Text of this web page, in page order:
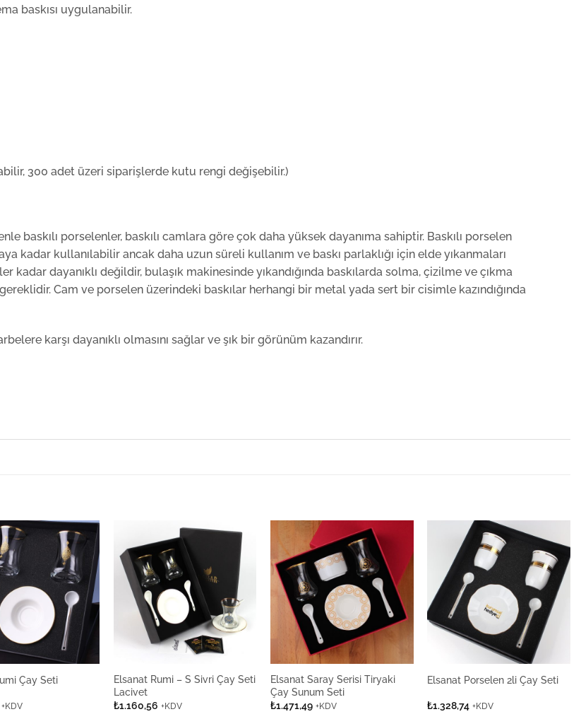
baskısı uygulanabilir.
300 adet üzeri siparişlerde kutu rengi değişebilir.)
baskılı porselenler, baskılı camlara göre çok daha yüksek dayanıma sahiptir. Baskılı porselen
kadar kullanılabilir ancak daha uzun süreli kullanım ve baskı parlaklığı için elde yıkanmaları
kadar dayanıklı değildir, bulaşık makinesinde yıkandığında baskılarda solma, çizilme ve çıkma
Cam ve porselen üzerindeki baskılar herhangi bir metal yada sert bir cisimle kazındığında
karşı dayanıklı olmasını sağlar ve şık bir görünüm kazandırır.
Çay Seti
+KDV
Elsanat Rumi – S Sivri Çay Seti
Lacivet
₺1.160,56 +KDV
Elsanat Saray Serisi Tiryaki
Çay Sunum Seti
₺1.471,49 +KDV
Elsanat Porselen 2li Çay Seti
₺1.328,74 +KDV